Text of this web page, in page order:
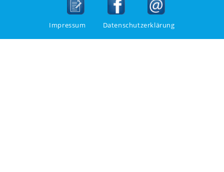
Impressum Datenschutzerklärung